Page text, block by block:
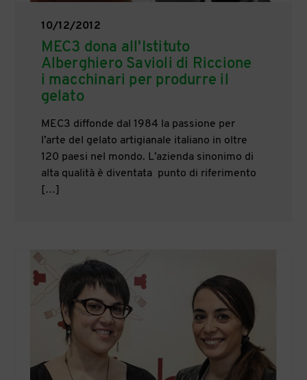
10/12/2012
MEC3 dona all'Istituto
Alberghiero Savioli di Riccione
i macchinari per produrre il
gelato
MEC3 diffonde dal 1984 la passione per
l’arte del gelato artigianale italiano in oltre
120 paesi nel mondo. L’azienda sinonimo di
alta qualità è diventata punto di riferimento
[…]